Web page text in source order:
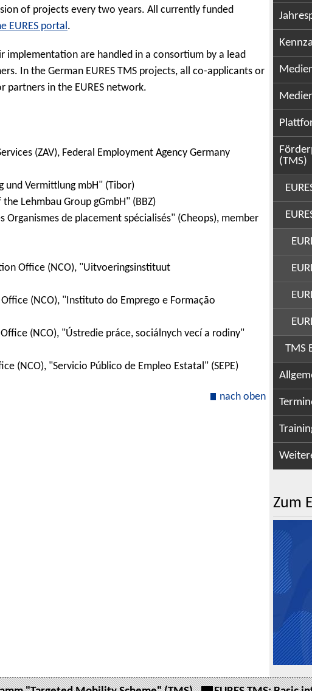
of projects every two years. All currently funded
EURES portal .
implementation are handled in a consortium by a lead
In the German EURES TMS projects, all co-applicants or
partners in the EURES network.
(ZAV), Federal Employment Agency Germany
und Vermittlung mbH" (Tibor)
Lehmbau Group gGmbH" (BBZ)
de placement spécialisés" (Cheops), member
Office (NCO), "Uitvoeringsinstituut
(NCO), "Instituto do Emprego e Formação
(NCO), "Ústredie práce, sociálnych vecí a rodiny"
(NCO), "Servicio Público de Empleo Estatal" (SEPE)
nach oben
(TMS)
TMS
Zum